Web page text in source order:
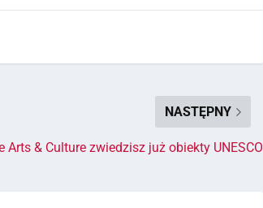
NASTĘPNY
Arts & Culture zwiedzisz już obiekty UNESCO